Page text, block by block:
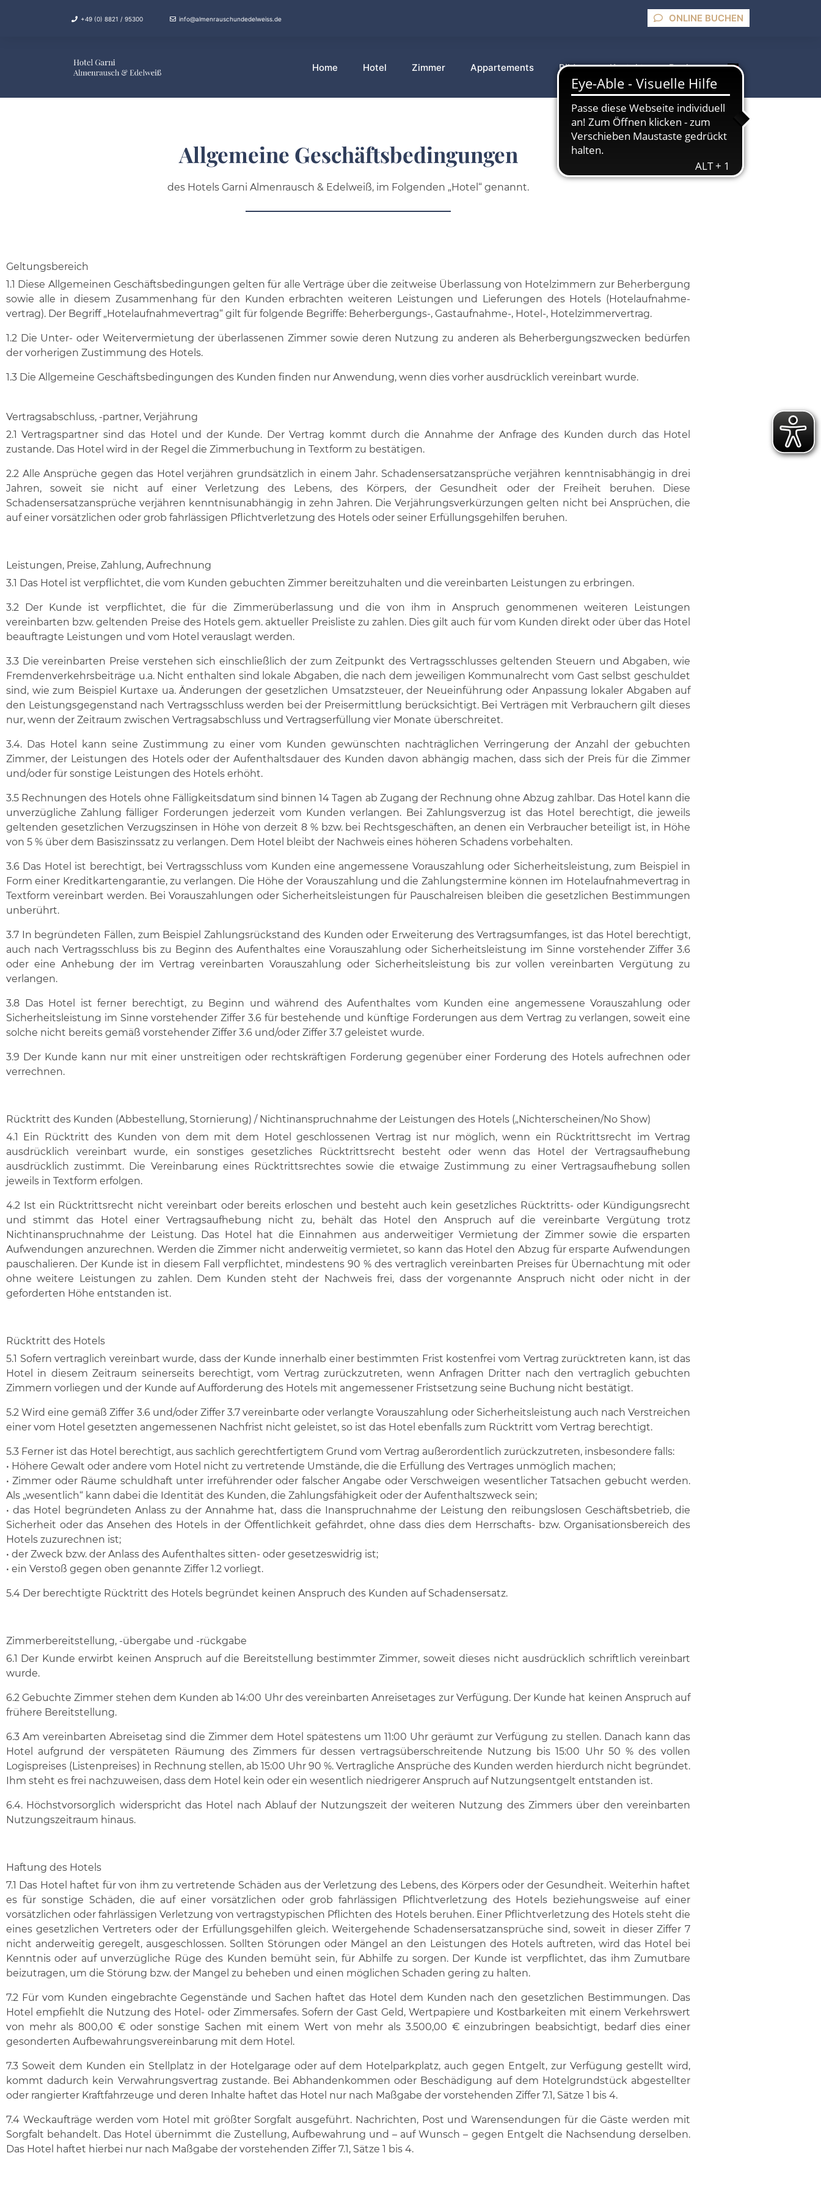
+49 (0) 8821 / 95300 info@almenrauschundedelweiss.de ONLINE BUCHEN
Home Hotel Zimmer Appartements Bilder Kontakt Buchen
Allgemeine Geschäftsbedingungen
des Hotels Garni Almenrausch & Edelweiß, im Folgenden „Hotel“ genannt.
Geltungsbereich
1.1 Diese Allgemeinen Geschäftsbedingungen gelten für alle Verträge über die zeitweise Überlassung von Hotelzimmern zur Beherbergung
sowie alle in diesem Zusammenhang für den Kunden erbrachten weiteren Leistungen und Lieferungen des Hotels (Hotelaufnahme-
vertrag). Der Begriff „Hotelaufnahmevertrag“ gilt für folgende Begriffe: Beherbergungs-, Gastaufnahme-, Hotel-, Hotelzimmervertrag.
1.2 Die Unter- oder Weitervermietung der überlassenen Zimmer sowie deren Nutzung zu anderen als Beherbergungszwecken bedürfen
der vorherigen Zustimmung des Hotels.
1.3 Die Allgemeine Geschäftsbedingungen des Kunden finden nur Anwendung, wenn dies vorher ausdrücklich vereinbart wurde.
Vertragsabschluss, -partner, Verjährung
2.1 Vertragspartner sind das Hotel und der Kunde. Der Vertrag kommt durch die Annahme der Anfrage des Kunden durch das Hotel
zustande. Das Hotel wird in der Regel die Zimmerbuchung in Textform zu bestätigen.
2.2 Alle Ansprüche gegen das Hotel verjähren grundsätzlich in einem Jahr. Schadensersatzansprüche verjähren kenntnisabhängig in drei
Jahren, soweit sie nicht auf einer Verletzung des Lebens, des Körpers, der Gesundheit oder der Freiheit beruhen. Diese
Schadensersatzansprüche verjähren kenntnisunabhängig in zehn Jahren. Die Verjährungsverkürzungen gelten nicht bei Ansprüchen, die
auf einer vorsätzlichen oder grob fahrlässigen Pflichtverletzung des Hotels oder seiner Erfüllungsgehilfen beruhen.
Leistungen, Preise, Zahlung, Aufrechnung
3.1 Das Hotel ist verpflichtet, die vom Kunden gebuchten Zimmer bereitzuhalten und die vereinbarten Leistungen zu erbringen.
3.2 Der Kunde ist verpflichtet, die für die Zimmerüberlassung und die von ihm in Anspruch genommenen weiteren Leistungen
vereinbarten bzw. geltenden Preise des Hotels gem. aktueller Preisliste zu zahlen. Dies gilt auch für vom Kunden direkt oder über das Hotel
beauftragte Leistungen und vom Hotel verauslagt werden.
3.3 Die vereinbarten Preise verstehen sich einschließlich der zum Zeitpunkt des Vertragsschlusses geltenden Steuern und Abgaben, wie
Fremdenverkehrsbeiträge u.a. Nicht enthalten sind lokale Abgaben, die nach dem jeweiligen Kommunalrecht vom Gast selbst geschuldet
sind, wie zum Beispiel Kurtaxe ua. Änderungen der gesetzlichen Umsatzsteuer, der Neueinführung oder Anpassung lokaler Abgaben auf
den Leistungsgegenstand nach Vertragsschluss werden bei der Preisermittlung berücksichtigt. Bei Verträgen mit Verbrauchern gilt dieses
nur, wenn der Zeitraum zwischen Vertragsabschluss und Vertragserfüllung vier Monate überschreitet.
3.4. Das Hotel kann seine Zustimmung zu einer vom Kunden gewünschten nachträglichen Verringerung der Anzahl der gebuchten
Zimmer, der Leistungen des Hotels oder der Aufenthaltsdauer des Kunden davon abhängig machen, dass sich der Preis für die Zimmer
und/oder für sonstige Leistungen des Hotels erhöht.
3.5 Rechnungen des Hotels ohne Fälligkeitsdatum sind binnen 14 Tagen ab Zugang der Rechnung ohne Abzug zahlbar. Das Hotel kann die
unverzügliche Zahlung fälliger Forderungen jederzeit vom Kunden verlangen. Bei Zahlungsverzug ist das Hotel berechtigt, die jeweils
geltenden gesetzlichen Verzugszinsen in Höhe von derzeit 8 % bzw. bei Rechtsgeschäften, an denen ein Verbraucher beteiligt ist, in Höhe
von 5 % über dem Basiszinssatz zu verlangen. Dem Hotel bleibt der Nachweis eines höheren Schadens vorbehalten.
3.6 Das Hotel ist berechtigt, bei Vertragsschluss vom Kunden eine angemessene Vorauszahlung oder Sicherheitsleistung, zum Beispiel in
Form einer Kreditkartengarantie, zu verlangen. Die Höhe der Vorauszahlung und die Zahlungstermine können im Hotelaufnahmevertrag in
Textform vereinbart werden. Bei Vorauszahlungen oder Sicherheitsleistungen für Pauschalreisen bleiben die gesetzlichen Bestimmungen
unberührt.
3.7 In begründeten Fällen, zum Beispiel Zahlungsrückstand des Kunden oder Erweiterung des Vertragsumfanges, ist das Hotel berechtigt,
auch nach Vertragsschluss bis zu Beginn des Aufenthaltes eine Vorauszahlung oder Sicherheitsleistung im Sinne vorstehender Ziffer 3.6
oder eine Anhebung der im Vertrag vereinbarten Vorauszahlung oder Sicherheitsleistung bis zur vollen vereinbarten Vergütung zu
verlangen.
3.8 Das Hotel ist ferner berechtigt, zu Beginn und während des Aufenthaltes vom Kunden eine angemessene Vorauszahlung oder
Sicherheitsleistung im Sinne vorstehender Ziffer 3.6 für bestehende und künftige Forderungen aus dem Vertrag zu verlangen, soweit eine
solche nicht bereits gemäß vorstehender Ziffer 3.6 und/oder Ziffer 3.7 geleistet wurde.
3.9 Der Kunde kann nur mit einer unstreitigen oder rechtskräftigen Forderung gegenüber einer Forderung des Hotels aufrechnen oder
verrechnen.
Rücktritt des Kunden (Abbestellung, Stornierung) / Nichtinanspruchnahme der Leistungen des Hotels („Nichterscheinen/No Show)
4.1 Ein Rücktritt des Kunden von dem mit dem Hotel geschlossenen Vertrag ist nur möglich, wenn ein Rücktrittsrecht im Vertrag
ausdrücklich vereinbart wurde, ein sonstiges gesetzliches Rücktrittsrecht besteht oder wenn das Hotel der Vertragsaufhebung
ausdrücklich zustimmt. Die Vereinbarung eines Rücktrittsrechtes sowie die etwaige Zustimmung zu einer Vertragsaufhebung sollen
jeweils in Textform erfolgen.
4.2 Ist ein Rücktrittsrecht nicht vereinbart oder bereits erloschen und besteht auch kein gesetzliches Rücktritts- oder Kündigungsrecht
und stimmt das Hotel einer Vertragsaufhebung nicht zu, behält das Hotel den Anspruch auf die vereinbarte Vergütung trotz
Nichtinanspruchnahme der Leistung. Das Hotel hat die Einnahmen aus anderweitiger Vermietung der Zimmer sowie die ersparten
Aufwendungen anzurechnen. Werden die Zimmer nicht anderweitig vermietet, so kann das Hotel den Abzug für ersparte Aufwendungen
pauschalieren. Der Kunde ist in diesem Fall verpflichtet, mindestens 90 % des vertraglich vereinbarten Preises für Übernachtung mit oder
ohne weitere Leistungen zu zahlen. Dem Kunden steht der Nachweis frei, dass der vorgenannte Anspruch nicht oder nicht in der
geforderten Höhe entstanden ist.
Rücktritt des Hotels
5.1 Sofern vertraglich vereinbart wurde, dass der Kunde innerhalb einer bestimmten Frist kostenfrei vom Vertrag zurücktreten kann, ist das
Hotel in diesem Zeitraum seinerseits berechtigt, vom Vertrag zurückzutreten, wenn Anfragen Dritter nach den vertraglich gebuchten
Zimmern vorliegen und der Kunde auf Aufforderung des Hotels mit angemessener Fristsetzung seine Buchung nicht bestätigt.
5.2 Wird eine gemäß Ziffer 3.6 und/oder Ziffer 3.7 vereinbarte oder verlangte Vorauszahlung oder Sicherheitsleistung auch nach Verstreichen
einer vom Hotel gesetzten angemessenen Nachfrist nicht geleistet, so ist das Hotel ebenfalls zum Rücktritt vom Vertrag berechtigt.
5.3 Ferner ist das Hotel berechtigt, aus sachlich gerechtfertigtem Grund vom Vertrag außerordentlich zurückzutreten, insbesondere falls:
• Höhere Gewalt oder andere vom Hotel nicht zu vertretende Umstände, die die Erfüllung des Vertrages unmöglich machen;
• Zimmer oder Räume schuldhaft unter irreführender oder falscher Angabe oder Verschweigen wesentlicher Tatsachen gebucht werden.
Als „wesentlich“ kann dabei die Identität des Kunden, die Zahlungsfähigkeit oder der Aufenthaltszweck sein;
• das Hotel begründeten Anlass zu der Annahme hat, dass die Inanspruchnahme der Leistung den reibungslosen Geschäftsbetrieb, die
Sicherheit oder das Ansehen des Hotels in der Öffentlichkeit gefährdet, ohne dass dies dem Herrschafts- bzw. Organisationsbereich des
Hotels zuzurechnen ist;
• der Zweck bzw. der Anlass des Aufenthaltes sitten- oder gesetzeswidrig ist;
• ein Verstoß gegen oben genannte Ziffer 1.2 vorliegt.
5.4 Der berechtigte Rücktritt des Hotels begründet keinen Anspruch des Kunden auf Schadensersatz.
Zimmerbereitstellung, -übergabe und -rückgabe
6.1 Der Kunde erwirbt keinen Anspruch auf die Bereitstellung bestimmter Zimmer, soweit dieses nicht ausdrücklich schriftlich vereinbart
wurde.
6.2 Gebuchte Zimmer stehen dem Kunden ab 14:00 Uhr des vereinbarten Anreisetages zur Verfügung. Der Kunde hat keinen Anspruch auf
frühere Bereitstellung.
6.3 Am vereinbarten Abreisetag sind die Zimmer dem Hotel spätestens um 11:00 Uhr geräumt zur Verfügung zu stellen. Danach kann das
Hotel aufgrund der verspäteten Räumung des Zimmers für dessen vertragsüberschreitende Nutzung bis 15:00 Uhr 50 % des vollen
Logispreises (Listenpreises) in Rechnung stellen, ab 15:00 Uhr 90 %. Vertragliche Ansprüche des Kunden werden hierdurch nicht begründet.
Ihm steht es frei nachzuweisen, dass dem Hotel kein oder ein wesentlich niedrigerer Anspruch auf Nutzungsentgelt entstanden ist.
6.4. Höchstvorsorglich widerspricht das Hotel nach Ablauf der Nutzungszeit der weiteren Nutzung des Zimmers über den vereinbarten
Nutzungszeitraum hinaus.
Haftung des Hotels
7.1 Das Hotel haftet für von ihm zu vertretende Schäden aus der Verletzung des Lebens, des Körpers oder der Gesundheit. Weiterhin haftet
es für sonstige Schäden, die auf einer vorsätzlichen oder grob fahrlässigen Pflichtverletzung des Hotels beziehungsweise auf einer
vorsätzlichen oder fahrlässigen Verletzung von vertragstypischen Pflichten des Hotels beruhen. Einer Pflichtverletzung des Hotels steht die
eines gesetzlichen Vertreters oder der Erfüllungsgehilfen gleich. Weitergehende Schadensersatzansprüche sind, soweit in dieser Ziffer 7
nicht anderweitig geregelt, ausgeschlossen. Sollten Störungen oder Mängel an den Leistungen des Hotels auftreten, wird das Hotel bei
Kenntnis oder auf unverzügliche Rüge des Kunden bemüht sein, für Abhilfe zu sorgen. Der Kunde ist verpflichtet, das ihm Zumutbare
beizutragen, um die Störung bzw. der Mangel zu beheben und einen möglichen Schaden gering zu halten.
7.2 Für vom Kunden eingebrachte Gegenstände und Sachen haftet das Hotel dem Kunden nach den gesetzlichen Bestimmungen. Das
Hotel empfiehlt die Nutzung des Hotel- oder Zimmersafes. Sofern der Gast Geld, Wertpapiere und Kostbarkeiten mit einem Verkehrswert
von mehr als 800,00 € oder sonstige Sachen mit einem Wert von mehr als 3.500,00 € einzubringen beabsichtigt, bedarf dies einer
gesonderten Aufbewahrungsvereinbarung mit dem Hotel.
7.3 Soweit dem Kunden ein Stellplatz in der Hotelgarage oder auf dem Hotelparkplatz, auch gegen Entgelt, zur Verfügung gestellt wird,
kommt dadurch kein Verwahrungsvertrag zustande. Bei Abhandenkommen oder Beschädigung auf dem Hotelgrundstück abgestellter
oder rangierter Kraftfahrzeuge und deren Inhalte haftet das Hotel nur nach Maßgabe der vorstehenden Ziffer 7.1, Sätze 1 bis 4.
7.4 Weckaufträge werden vom Hotel mit größter Sorgfalt ausgeführt. Nachrichten, Post und Warensendungen für die Gäste werden mit
Sorgfalt behandelt. Das Hotel übernimmt die Zustellung, Aufbewahrung und – auf Wunsch – gegen Entgelt die Nachsendung derselben.
Das Hotel haftet hierbei nur nach Maßgabe der vorstehenden Ziffer 7.1, Sätze 1 bis 4.